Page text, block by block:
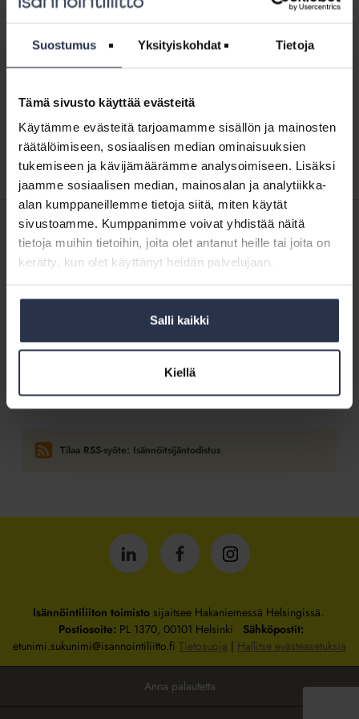
Suostumus Yksityiskohdat Tietoja
Tämä sivusto käyttää evästeitä
Käytämme evästeitä tarjoamamme sisällön ja mainosten
räätälöimiseen, sosiaalisen median ominaisuuksien
tukemiseen ja kävijämäärämme analysoimiseen. Lisäksi
jaamme sosiaalisen median, mainosalan ja analytiikka-
alan kumppaneillemme tietoja siitä, miten käytät
sivustoamme. Kumppanimme voivat yhdistää näitä
tietoja muihin tietoihin, joita olet antanut heille tai joita on
kerätty, kun olet käyttänyt heidän palvelujaan.
Salli kaikki
Kiellä
↓ Näytä aakkosjärjestyksessä
Webinaari:
Webinaari: Kiinteistösihteereille:
WEBINAARIT JA VIDEOT 28.11.2023
Tämä osio on rajattu Isännöintiliiton jäsenyritysten
henkilökunnalle. Kirjaudu sisään
SISÄLTÖJÄ ISÄNNÖINTILIITON MEDIOISTA
5.8.2026
Kotitalolehti.fi
Asuntotieto kääntyi sähköiseksi
Asunnon myyjä: Hanki riittävät tiedot ostajalle
Voiko isännöitsijäntodistuksen lähettää sähköpostilla?
Tilaa RSS-syöte: Isännöitsijäntodistus
IsännöintiliittoIsännöintiliittoIsännöintiliitto
Isännöintiliiton toimistosijaitsee Hakaniemessä Helsingissä.
Postiosoite: PL 1370, 00101 Helsinki Sähköpostit:
etunimi.sukunimi@isannointiliitto.fi Tietosuoja | Hallitse evästeasetuksia
Anna palautetta